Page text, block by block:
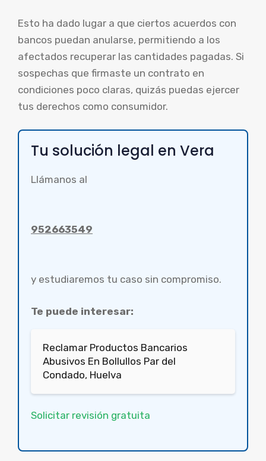
Esto ha dado lugar a que ciertos acuerdos con
bancos puedan anularse, permitiendo a los
afectados recuperar las cantidades pagadas. Si
sospechas que firmaste un contrato en
condiciones poco claras, quizás puedas ejercer
tus derechos como consumidor.
Tu solución legal en Vera
Llámanos al
952663549
y estudiaremos tu caso sin compromiso.
Te puede interesar:
Reclamar Productos Bancarios
Abusivos En Bollullos Par del
Condado, Huelva
Solicitar revisión gratuita